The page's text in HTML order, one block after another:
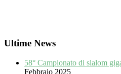
Ultime News
58° Campionato di slalom
Febbraio 2025